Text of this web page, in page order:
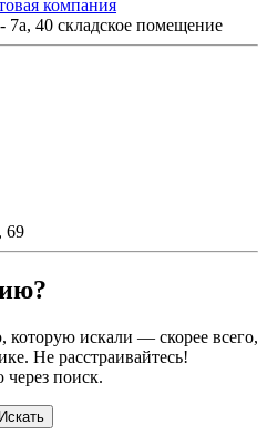
компания
7а, 40 складское помещение
69
искали — скорее всего,
Не расстраивайтесь!
поиск.
Искать